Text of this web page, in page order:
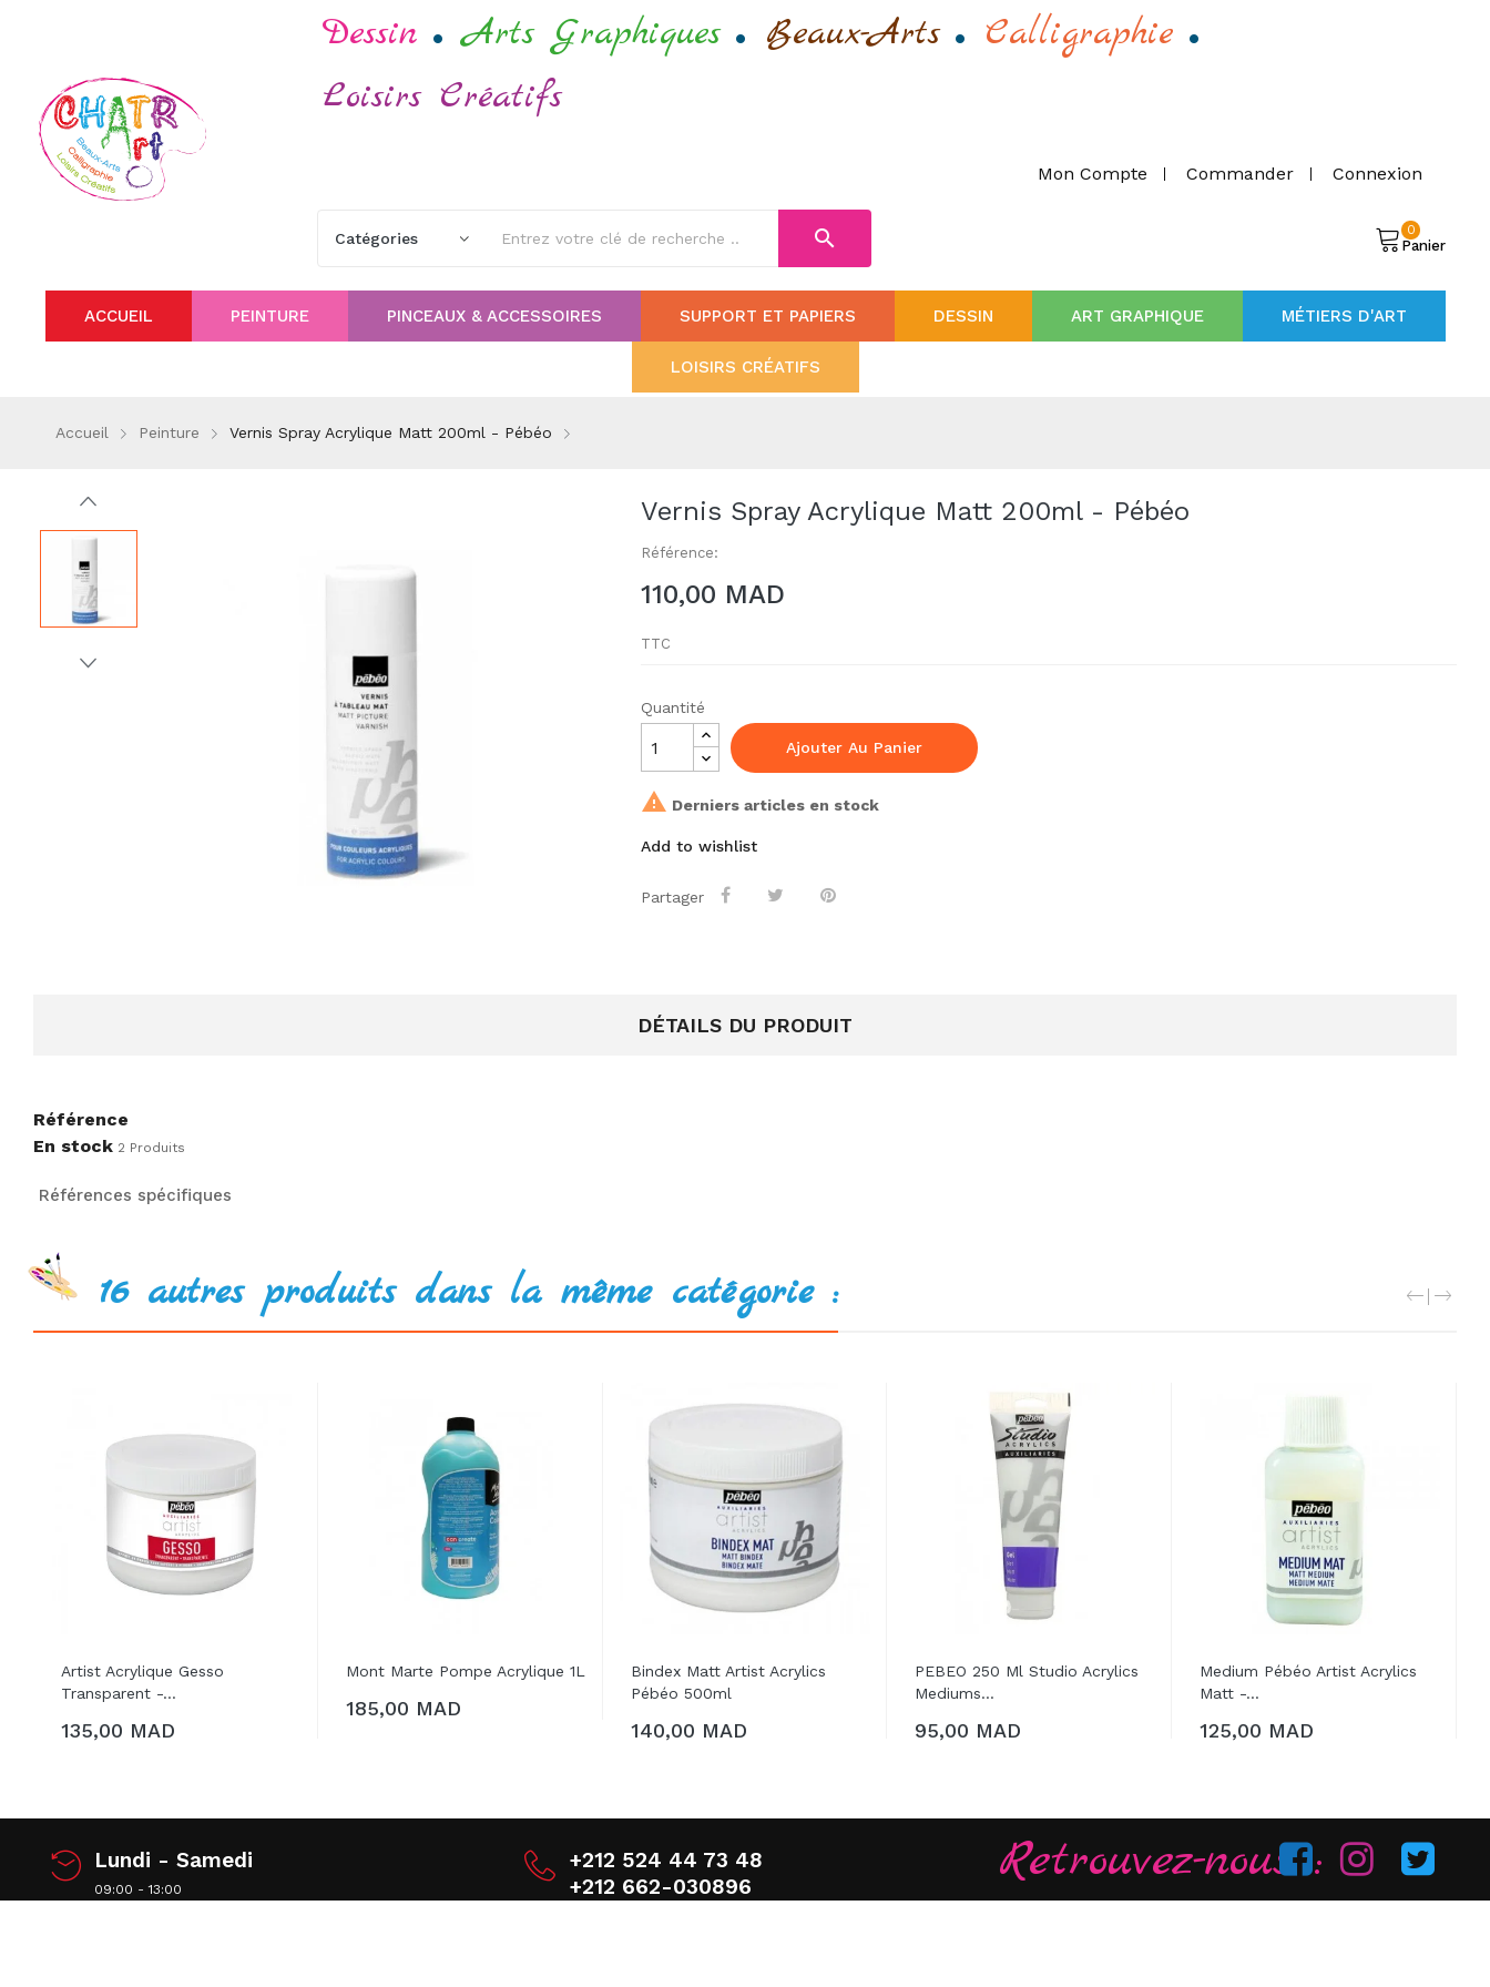
Dessin Arts Graphiques Beaux-Arts Calligraphie
Loisirs Créatifs
Mon Compte Commander Connexion
Panier
0
search
ACCUEIL PEINTURE PINCEAUX & ACCESSOIRES SUPPORT ET PAPIERS DESSIN ART GRAPHIQUE MÉTIERS D'ART
LOISIRS CRÉATIFS
Accueil Peinture Vernis Spray Acrylique Matt 200ml - Pébéo
Vernis Spray Acrylique Matt 200ml - Pébéo
Référence:
110,00 MAD
TTC
Quantité
Ajouter Au Panier
 Derniers articles en stock
Add to wishlist
Partager
DÉTAILS DU PRODUIT
Référence
En stock 2 Produits
Références spécifiques
16 autres produits dans la même catégorie :
Artist Acrylique Gesso
Transparent -...
135,00 MAD
Mont Marte Pompe Acrylique 1L
AJOUTER AU PANIER
185,00 MAD
Bindex Matt Artist Acrylics
Pébéo 500ml
AJOUTER AU PANIER
140,00 MAD
PEBEO 250 Ml Studio Acrylics
Mediums...
AJOUTER AU PANIER
95,00 MAD
Medium Pébéo Artist Acrylics
Matt -...
125,00 MAD
Lundi - Samedi
09:00 - 13:00
+212 524 44 73 48
+212 662-030896
Retrouvez-nous :